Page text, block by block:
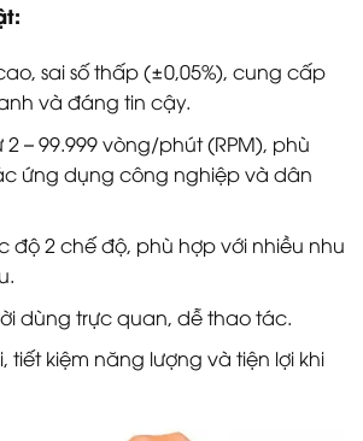
sai số thấp (±0,05%), cung cấp
và đáng tin cậy.
– 99.999 vòng/phút (RPM), phù
ứng dụng công nghiệp và dân
độ 2 chế độ, phù hợp với nhiều nhu
dùng trực quan, dễ thao tác.
tiết kiệm năng lượng và tiện lợi khi